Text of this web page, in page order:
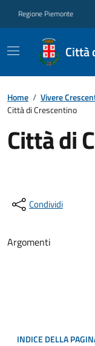
Regione Piemonte
Città
Home / Vivere
Città di Crescentino
Città di
Condividi
Argomenti
INDICE DELLA